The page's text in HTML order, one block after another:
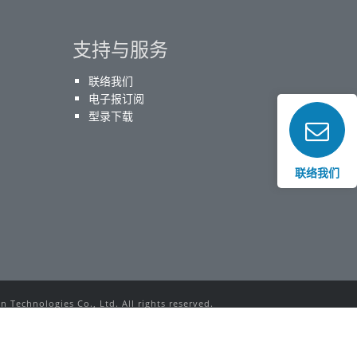
支持与服务
联络我们
电子报订阅
型录下载
Technologies Co., Ltd. All rights reserved.
联络我们